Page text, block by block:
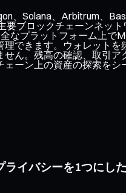
、Solana、Arbitrum、
要ブロックチェーンネット
なプラットフォーム上で
理できます。ウォレットを
せん。残高の確認、取引ア
ェーン上の資産の探索をシ
ライバシーを1つにし